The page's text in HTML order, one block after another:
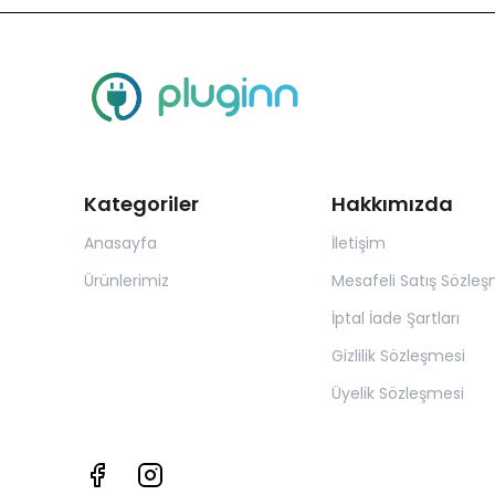
Kategoriler
Anasayfa
Ürünlerimiz
Hakkımızda
İletişim
Mesafeli Satış
İptal İade Şartları
Gizlilik Sözleşmesi
Üyelik Sözleşmesi